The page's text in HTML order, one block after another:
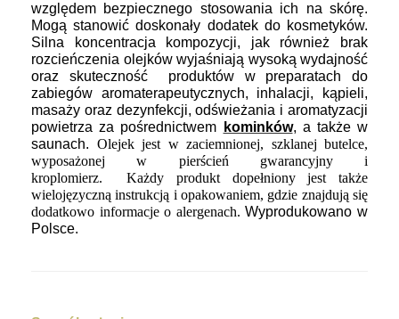
względem bezpiecznego stosowania ich na skórę.
Mogą stanowić doskonały dodatek do kosmetyków.
Silna koncentracja kompozycji, jak również brak
rozcieńczenia olejków wyjaśniają wysoką wydajność
oraz skuteczność produktów w preparatach do
zabiegów aromaterapeutycznych, inhalacji, kąpieli,
masaży oraz dezynfekcji, odświeżania i aromatyzacji
powietrza za pośrednictwem
kominków, a także w
saunach. Olejek jest w zaciemnionej, szklanej butelce,
wyposażonej w pierścień gwarancyjny i
kroplomierz. Każdy produkt dopełniony jest także
wielojęzyczną instrukcją i opakowaniem, gdzie znajdują się
dodatkowo informacje o alergenach. Wyprodukowano w
Polsce.